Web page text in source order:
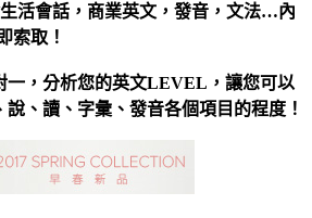
活會話，商業英文，發音，文法…內
索取！
一，分析您的英文LEVEL，讓您可以
、讀、字彙、發音各個項目的程度！